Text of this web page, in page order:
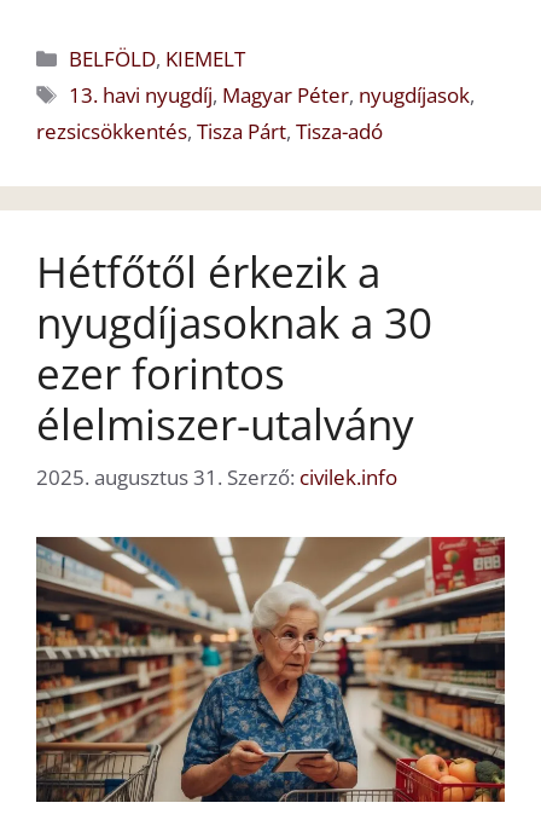
Kategória
BELFÖLD, KIEMELT
Címkék
13. havi nyugdíj, Magyar Péter, nyugdíjasok,
rezsicsökkentés, Tisza Párt, Tisza-adó
Hétfőtől érkezik a
nyugdíjasoknak a 30
ezer forintos
élelmiszer-utalvány
2025. augusztus 31. Szerző: civilek.info